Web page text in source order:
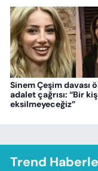
Sinem Çeşim davası
adalet çağrısı: “Bir
eksilmeyeceğiz”
Trend